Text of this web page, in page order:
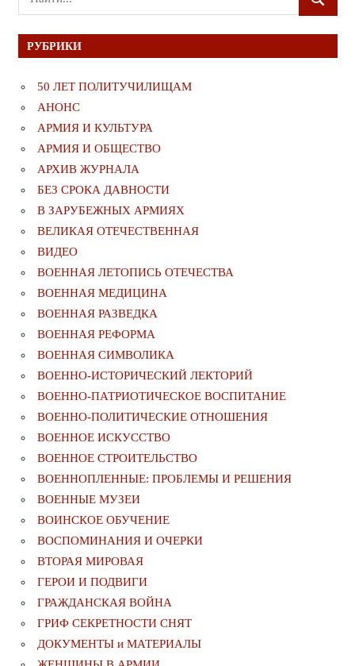
для:
ПОИСК
РУБРИКИ
50 ЛЕТ ПОЛИТУЧИЛИЩАМ
АНОНС
АРМИЯ И КУЛЬТУРА
АРМИЯ И ОБЩЕСТВО
АРХИВ ЖУРНАЛА
БЕЗ СРОКА ДАВНОСТИ
В ЗАРУБЕЖНЫХ АРМИЯХ
ВЕЛИКАЯ ОТЕЧЕСТВЕННАЯ
ВИДЕО
ВОЕННАЯ ЛЕТОПИСЬ ОТЕЧЕСТВА
ВОЕННАЯ МЕДИЦИНА
ВОЕННАЯ РАЗВЕДКА
ВОЕННАЯ РЕФОРМА
ВОЕННАЯ СИМВОЛИКА
ВОЕННО-ИСТОРИЧЕСКИЙ ЛЕКТОРИЙ
ВОЕННО-ПАТРИОТИЧЕСКОЕ ВОСПИТАНИЕ
ВОЕННО-ПОЛИТИЧЕСКИE ОТНОШЕНИЯ
ВОЕННОЕ ИСКУССТВО
ВОЕННОЕ СТРОИТЕЛЬСТВО
ВОЕННОПЛЕННЫЕ: ПРОБЛЕМЫ И РЕШЕНИЯ
ВОЕННЫЕ МУЗЕИ
ВОИНСКОЕ ОБУЧЕНИЕ
ВОСПОМИНАНИЯ И ОЧЕРКИ
ВТОРАЯ МИРОВАЯ
ГЕРОИ И ПОДВИГИ
ГРАЖДАНСКАЯ ВОЙНА
ГРИФ СЕКРЕТНОСТИ СНЯТ
ДОКУМЕНТЫ и МАТЕРИАЛЫ